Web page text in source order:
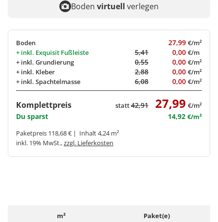
Boden virtuell verlegen
Boden 27,99 €/m²
+ inkl. Exquisit Fußleiste 5,41 0,00 €/m
+ inkl. Grundierung 0,55 0,00 €/m²
+ inkl. Kleber 2,88 0,00 €/m²
+ inkl. Spachtelmasse 6,08 0,00 €/m²
Komplettpreis statt42,91 27,99 €/m²
Du sparst 14,92 €/m²
Paketpreis 118,68 € | Inhalt 4,24 m²
inkl. 19% MwSt.,zzgl. Lieferkosten
m² Paket(e)